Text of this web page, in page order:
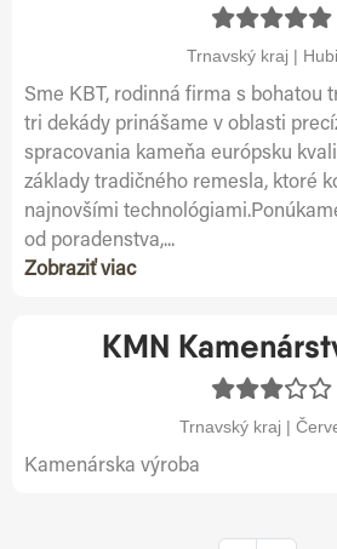
Trnavský kraj |
Sme KBT, rodinná firma s bohatou
tri dekády prinášame v oblasti
spracovania kameňa európsku
základy tradičného remesla, ktoré
najnovšími
od poradenstva,...
Zobraziť viac
KMN
Trnavský kraj |
Kamenárska výroba